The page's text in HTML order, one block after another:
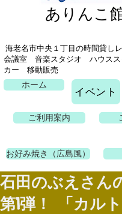
ありんこ
海老名市中央１丁目の時間貸し
会議室 音楽スタジオ ハウス
カー 移動販売
ホーム
イベント
ご利用案内
お好み焼き（広島風）
石田のぶえさん
第1弾！ 「カル